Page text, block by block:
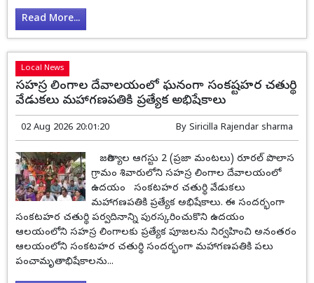
Read More...
Local News
సహస్ర లింగాల దేవాలయంలో ఘనంగా సంకష్టహర చతుర్థి
వేడుకలు మహాగణపతికి ప్రత్యేక అభిషేకాలు
02 Aug 2026 20:01:20 By Siricilla Rajendar sharma
జగిత్యాల ఆగస్టు 2 (ప్రజా మంటలు) రూరల్ పొలాస
గ్రామం శివారులోని సహస్ర లింగాల దేవాలయంలో
ఉదయం సంకటహర చతుర్థి వేడుకలు
మహాగణపతికి ప్రత్యేక అభిషేకాలు. ఈ సందర్భంగా
సంకటహర చతుర్థి పర్వదినాన్ని పురస్కరించుకొని ఉదయం
ఆలయంలోని సహస్ర లింగాలకు ప్రత్యేక పూజలను నిర్వహించి అనంతరం
ఆలయంలోని సంకటహర చతుర్థి సందర్భంగా మహాగణపతికి పలు
పంచామృతాభిషేకాలను...